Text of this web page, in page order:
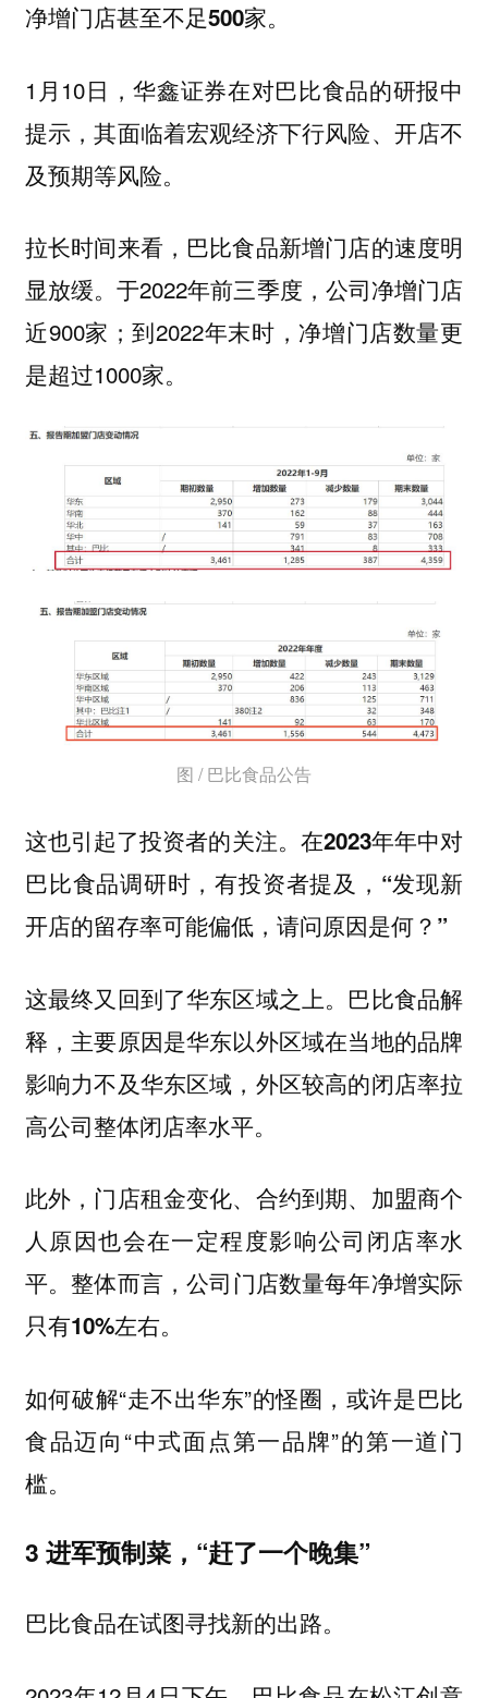
净增门店甚至不足500家。
1月10日，华鑫证券在对巴比食品的研报中
提示，其面临着宏观经济下行风险、开店不
及预期等风险。
拉长时间来看，巴比食品新增门店的速度明
显放缓。于2022年前三季度，公司净增门店
近900家；到2022年末时，净增门店数量更
是超过1000家。
图 / 巴比食品公告
这也引起了投资者的关注。在2023年年中对
巴比食品调研时，有投资者提及，“发现新
开店的留存率可能偏低，请问原因是何？”
这最终又回到了华东区域之上。巴比食品解
释，主要原因是华东以外区域在当地的品牌
影响力不及华东区域，外区较高的闭店率拉
高公司整体闭店率水平。
此外，门店租金变化、合约到期、加盟商个
人原因也会在一定程度影响公司闭店率水
平。整体而言，公司门店数量每年净增实际
只有10%左右。
如何破解“走不出华东”的怪圈，或许是巴比
食品迈向“中式面点第一品牌”的第一道门
槛。
3 进军预制菜，“赶了一个晚集”
巴比食品在试图寻找新的出路。